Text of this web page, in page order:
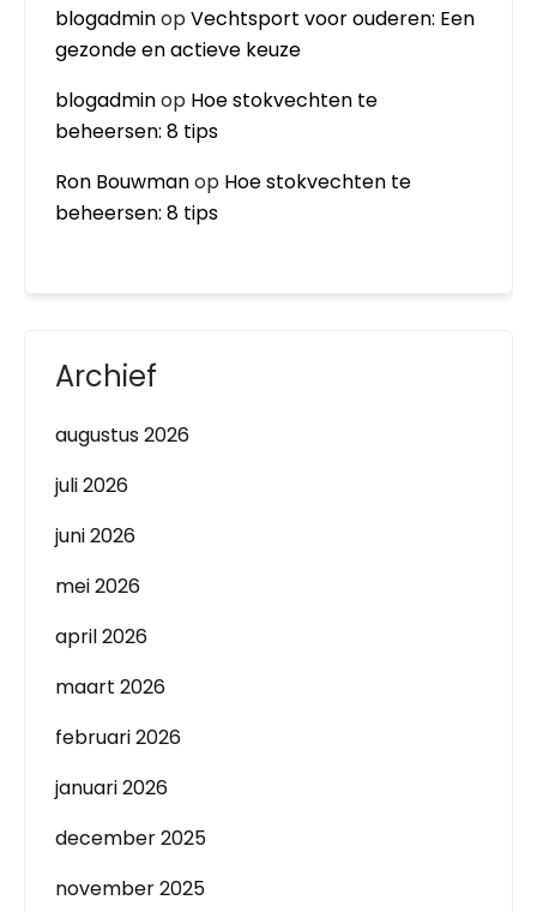
blogadminopVechtsport voor ouderen: Een
gezonde en actieve keuze
blogadminop Hoe stokvechten te
beheersen: 8 tips
Ron Bouwmanop Hoe stokvechten te
beheersen: 8 tips
Archief
augustus 2026
juli 2026
juni 2026
mei 2026
april 2026
maart 2026
februari 2026
januari 2026
december 2025
november 2025